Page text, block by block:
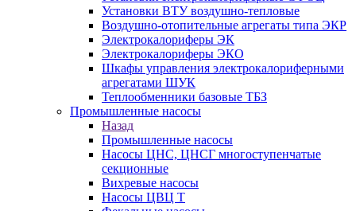
Установки ВТУ воздушно-тепловые
Воздушно-отопительные агрегаты типа ЭКР
Электрокалориферы ЭК
Электрокалориферы ЭКО
Шкафы управления электрокалориферными
агрегатами ШУК
Теплообменники базовые ТБЗ
Промышленные насосы
Назад
Промышленные насосы
Насосы ЦНС, ЦНСГ многоступенчатые
секционные
Вихревые насосы
Насосы ЦВЦ Т